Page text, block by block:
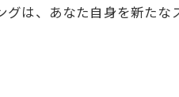
は、あなた自身を新たな